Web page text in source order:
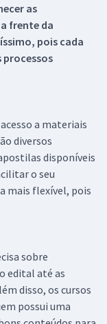
as
frente da
pois cada
a materiais
diversos
disponíveis
o seu
mais flexível, pois
sobre
edital até as
disso, os cursos
possui uma